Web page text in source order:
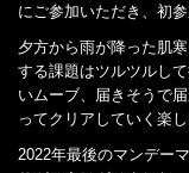
にご参加いただき、初参
夕方から雨が降った肌
する課題はツルツルし
いムーブ、届きそうで
ってクリアしていく楽
2022年最後のマンデー